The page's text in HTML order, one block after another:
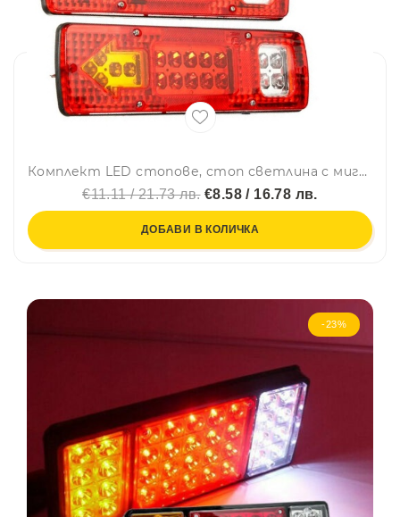
Комплект LED стопове, стоп светлина с мигач, задна светлина, 12v за камион бус ТИР, ремарке, каравана 29 x 8 cm
€11.11 / 21.73 лв.€8.58 / 16.78 лв.
ДОБАВИ В КОЛИЧКА
-23%